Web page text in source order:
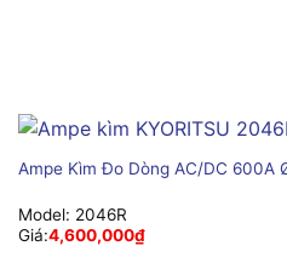
Ampe Kìm Đo Dòng AC/DC 600A
Model: 2046R
Giá:4,600,000₫